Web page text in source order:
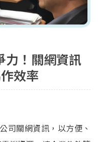
力！關網資訊
效率
司關網資訊，以方便、